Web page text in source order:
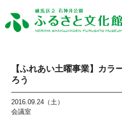
【ふれあい土曜事業】カラ
ろう
2016.09.24（土）
会議室